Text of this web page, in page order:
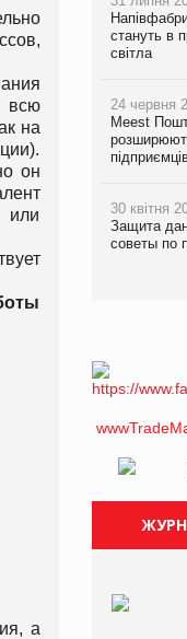
всю
на
он
или
а
стануть в
світла
24 червня
Meest
30 квітня
Защита
советы по